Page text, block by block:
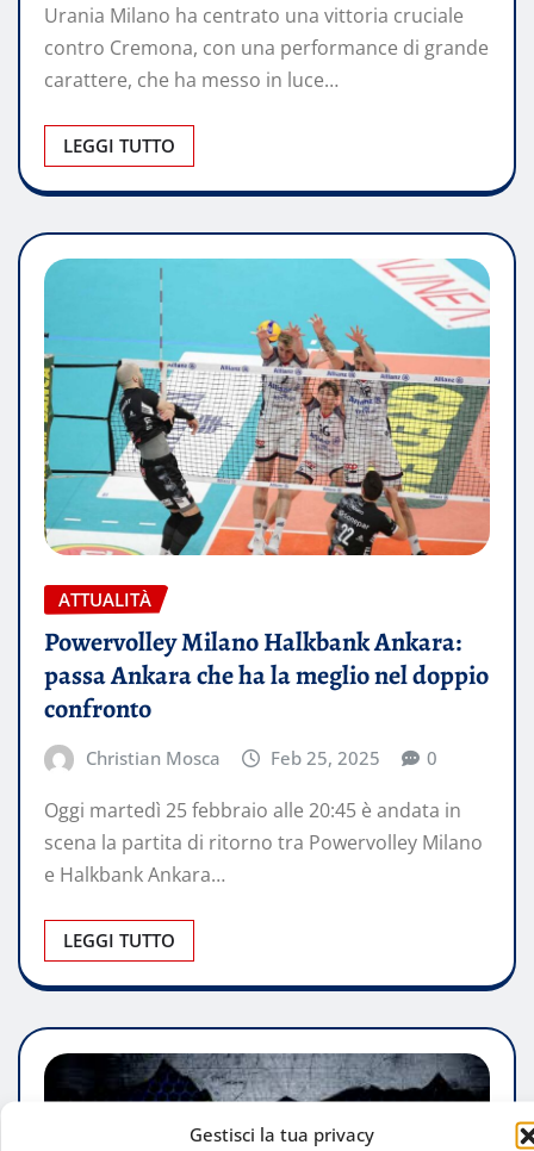
Gestisci la tua privacy
Urania Milano ha centrato una vittoria cruciale
contro Cremona, con una performance di grande
carattere, che ha messo in luce…
LEGGI TUTTO
ATTUALITÀ
Powervolley Milano Halkbank Ankara:
passa Ankara che ha la meglio nel doppio
confronto
Christian Mosca Feb 25, 2025 0
Oggi martedì 25 febbraio alle 20:45 è andata in
scena la partita di ritorno tra Powervolley Milano
e Halkbank Ankara…
LEGGI TUTTO